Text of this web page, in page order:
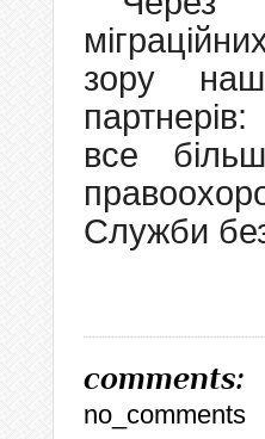
зору
все
Служби
comments:
no_comments